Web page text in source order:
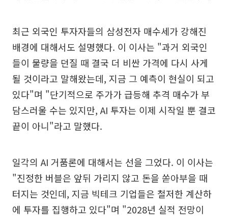
최근 외국인 투자자들의 삼성전자 매수세가 강해진
배경에 대해서도 설명했다. 이 이사는 "과거 외국인
들이 물량을 던질 때 결국 더 비싼 가격에 다시 사게
될 것이라고 말해왔는데, 지금 그 예측이 현실이 되고
있다"며 "단기적으로 주가가 급등해 추격 매수가 부
담스러울 수는 있지만, AI 투자는 이제 시작일 뿐 결코
끝이 아니"라고 말했다.
일각의 AI 거품론에 대해서는 선을 그었다. 이 이사는
"진정한 버블은 앞뒤 가리지 않고 돈을 쏟아부을 때
터지는 것인데, 지금 빅테크 기업들은 철저한 계산하
에 투자를 집행하고 있다"며 "2028년 실적 전망이